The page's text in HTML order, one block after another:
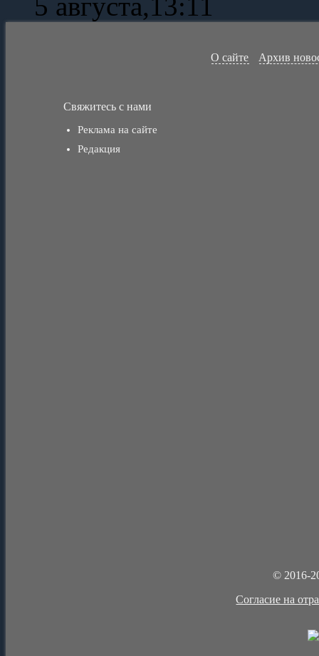
О сайте Архив
Свяжитесь с нами
Реклама на сайте
Редакция
© 2016-
Cогласие на